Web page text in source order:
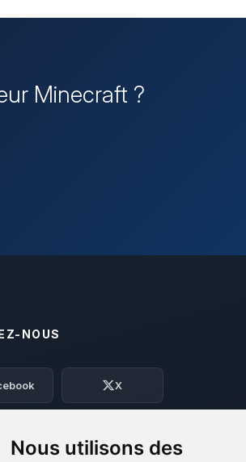
Nous utilisons des
Minecraft ?
NOUS
X
quelqu’un pour me parler !
Choupy, ton petit assistant
Dis-moi ce dont tu as besoin
remuer mes petits circuits
à 17:58